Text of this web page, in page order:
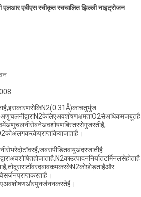
एबीएस स्वीकृत स्वचालित झिल्ली नाइट्रोजन